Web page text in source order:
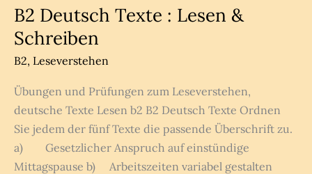
Telc
B2 Deutsch Texte : Lesen &
Schreiben
B2, Leseverstehen
Übungen und Prüfungen zum Leseverstehen,
deutsche Texte Lesen b2 B2 Deutsch Texte Ordnen
Sie jedem der fünf Texte die passende Überschrift zu.
a) Gesetzlicher Anspruch auf einstündige
Mittagspause b) Arbeitszeiten variabel gestalten